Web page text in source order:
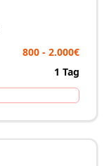
800 - 2.000€
1 Tag